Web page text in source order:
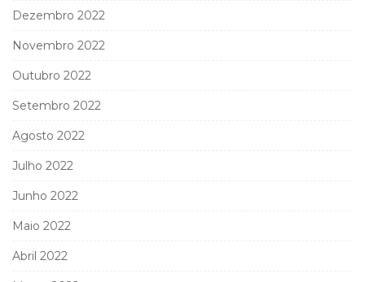
Dezembro 2022
Novembro 2022
Outubro 2022
Setembro 2022
Agosto 2022
Julho 2022
Junho 2022
Maio 2022
Abril 2022